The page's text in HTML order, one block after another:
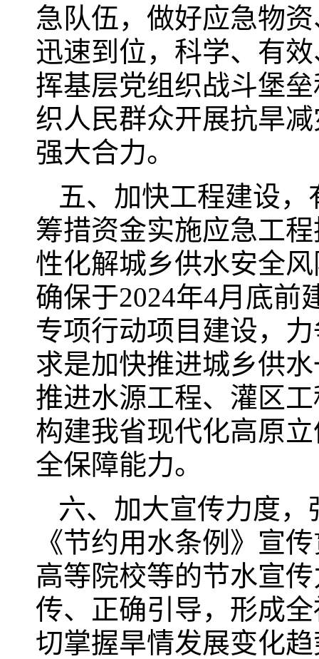
急队伍，做好应急物
迅速到位，科学、有
挥基层党组织战斗堡
织人民群众开展抗旱
强大合力。
五、加快工程建设
筹措资金实施应急工
性化解城乡供水安全
确保于2024年4月底前
专项行动项目建设，
求是加快推进城乡供
推进水源工程、灌区
构建我省现代化高原
全保障能力。
六、加大宣传力度
《节约用水条例》宣
高等院校等的节水宣
传、正确引导，形成
切掌握旱情发展变化